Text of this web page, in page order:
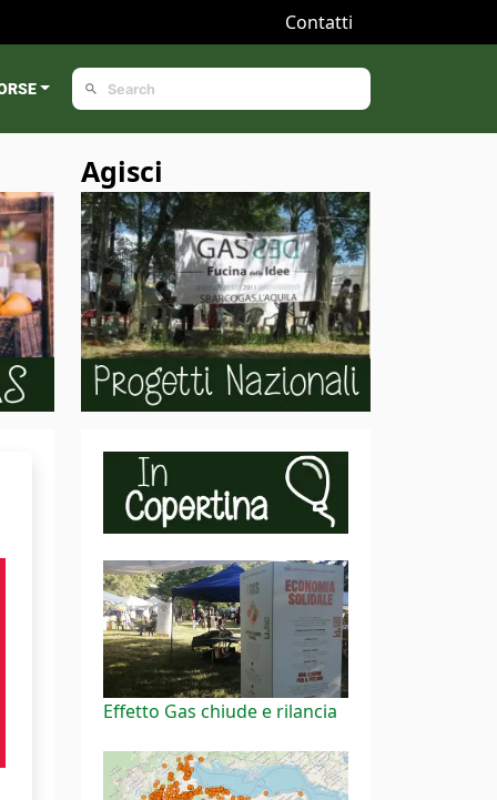
Contatti
Agisci
Effetto Gas chiude e rilancia